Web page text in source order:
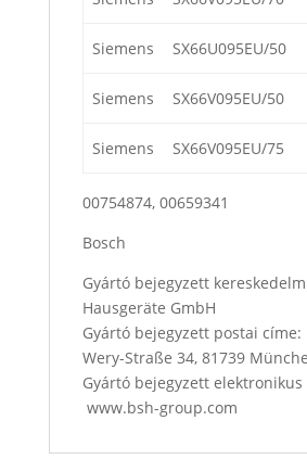
Siemens SX66U095EU/50
Siemens SX66V095EU/50
Siemens SX66V095EU/75
00754874, 00659341
Bosch
Gyártó bejegyzett
Hausgeräte GmbH
Gyártó bejegyzett postai
Wery-Straße 34, 81739
Gyártó bejegyzett elektronikus
www.bsh-group.com